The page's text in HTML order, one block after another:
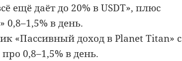
ещё даёт до 20% в USDT», плюс
0,8–1,5% в день.
«Пассивный доход в Planet Titan» с
0,8–1,5% в день.